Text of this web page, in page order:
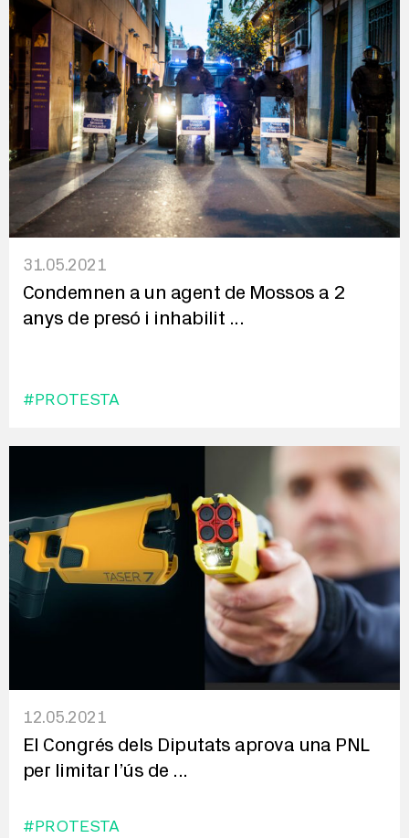
31.05.2021
Condemnen a un agent de Mossos a 2
anys de presó i inhabilit ...
#PROTESTA
12.05.2021
El Congrés dels Diputats aprova una PNL
per limitar l’ús de ...
#PROTESTA